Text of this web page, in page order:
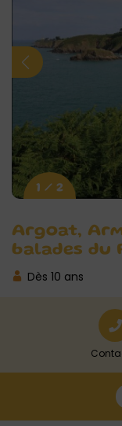
Argoat,
balades du
Dès 10 ans
1 / 2